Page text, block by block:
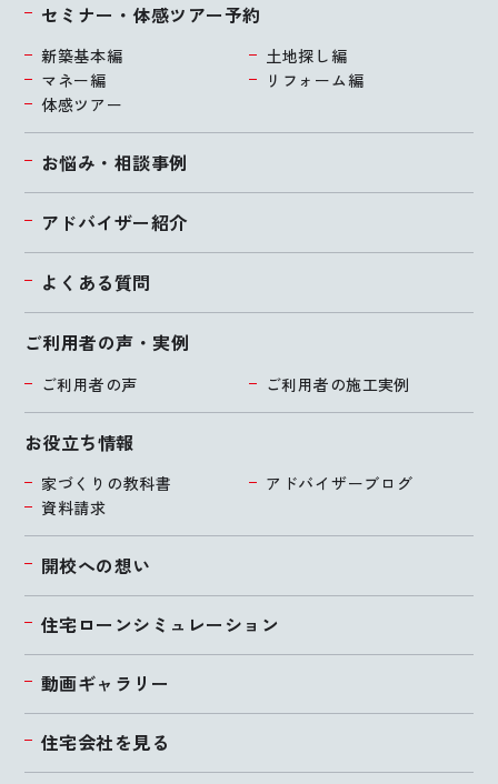
お悩み・相談事例
アドバイザー紹介
よくある質問
ご利用者の声・実例
ご利用者の声 ご利用者の施工実例
セミナー・体感ツアー予約
新築基本編
土地探し編
マネー編
リフォーム編
体感ツアー
お役立ち情報
家づくりの教科書
アドバイザーブログ
資料請求
開校への想い
住宅ローンシミュレーション
動画ギャラリー
住宅会社を見る